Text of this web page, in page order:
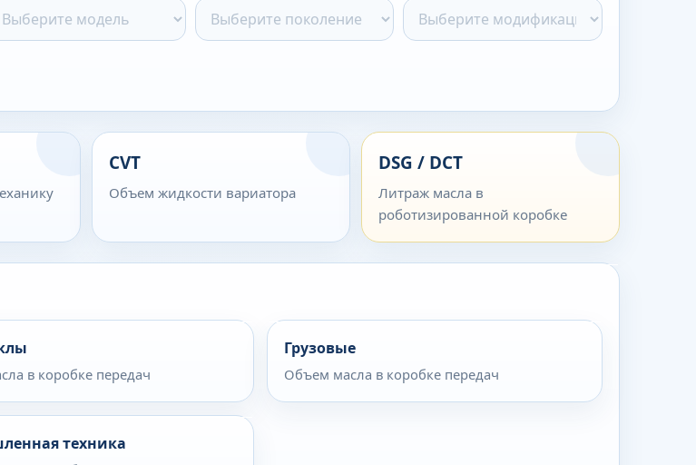
CVT
Объем жидкости вариатора
DSG / DCT
Литраж масла в
роботизированной коробке
в коробке передач
Грузовые
Объем масла в коробке передач
техника